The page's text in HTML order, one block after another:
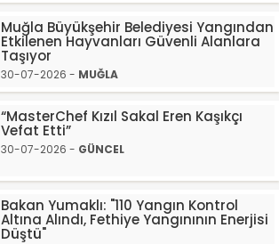
Muğla Büyükşehir Belediyesi Yangından
Etkilenen Hayvanları Güvenli Alanlara
Taşıyor
30-07-2026 - MUĞLA
“MasterChef Kızıl Sakal Eren Kaşıkçı
Vefat Etti”
30-07-2026 - GÜNCEL
Bakan Yumaklı: "110 Yangın Kontrol
Altına Alındı, Fethiye Yangınının Enerjisi
Düştü"